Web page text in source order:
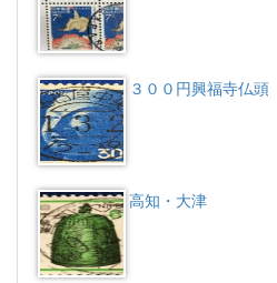
３００円興福寺仏
高知・大津